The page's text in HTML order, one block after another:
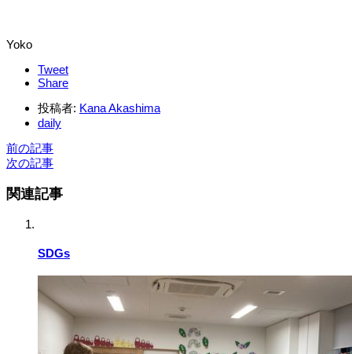
Yoko
Tweet
Share
投稿者: Kana Akashima
daily
前の記事
次の記事
関連記事
SDGs